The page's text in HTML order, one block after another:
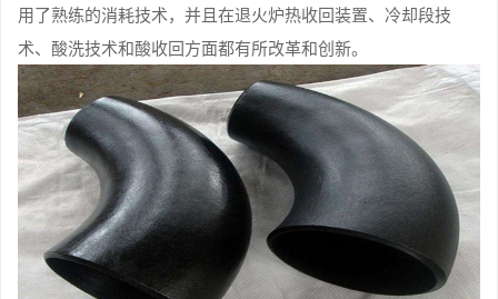
用了熟练的消耗技术，并且在退火炉热收回装置、冷却段技
术、酸洗技术和酸收回方面都有所改革和创新。